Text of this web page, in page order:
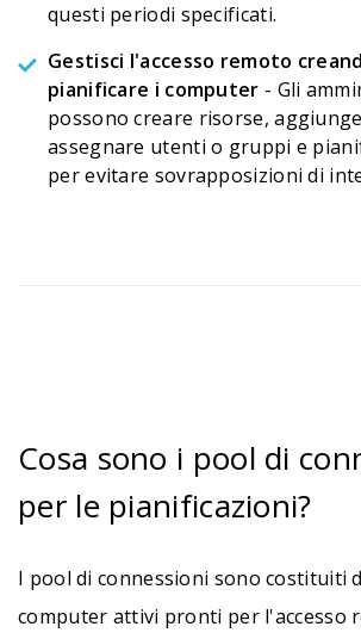
questi periodi specificati.
Gestisci l'accesso remoto
pianificare i computer - Gli
possono creare risorse,
assegnare utenti o gruppi e
per evitare sovrapposizioni di
Cosa sono i pool di
per le pianificazioni?
I pool di connessioni sono costituiti
computer attivi pronti per l'accesso